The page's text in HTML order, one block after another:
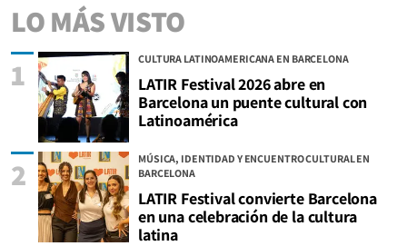
LO MÁS VISTO
CULTURA LATINOAMERICANA EN BARCELONA
LATIR Festival 2026 abre en
Barcelona un puente cultural con
Latinoamérica
1
MÚSICA, IDENTIDAD Y ENCUENTRO CULTURAL EN
BARCELONA
LATIR Festival convierte Barcelona
en una celebración de la cultura
latina
2